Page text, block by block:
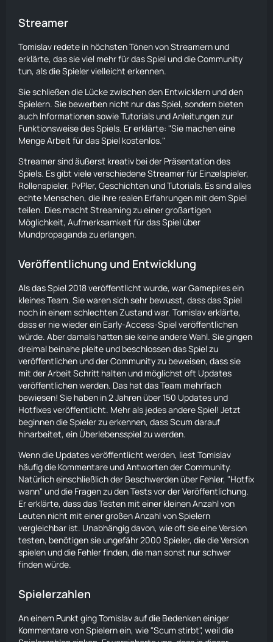
Streamer
Tomislav redete in höchsten Tönen von Streamern und
erklärte, das sie viel mehr für das Spiel und die Community
tun, als die Spieler vielleicht erkennen.
Sie schließen die Lücke zwischen den Entwicklern und den
Spielern. Sie bewerben nicht nur das Spiel, sondern bieten
auch Informationen sowie Tutorials und Anleitungen zur
Funktionsweise des Spiels. Er erklärte: "Sie machen eine
Menge Arbeit für das Spiel kostenlos."
Streamer sind äußerst kreativ bei der Präsentation des
Spiels. Es gibt viele verschiedene Streamer für Einzelspieler,
Rollenspieler, PvPler, Geschichten und Tutorials. Es sind alles
echte Menschen, die ihre realen Erfahrungen mit dem Spiel
teilen. Dies macht Streaming zu einer großartigen
Möglichkeit, Aufmerksamkeit für das Spiel über
Mundpropaganda zu erlangen.
Veröffentlichung und Entwicklung
Als das Spiel 2018 veröffentlicht wurde, war Gamepires ein
kleines Team. Sie waren sich sehr bewusst, dass das Spiel
noch in einem schlechten Zustand war. Tomislav erklärte,
dass er nie wieder ein Early-Access-Spiel veröffentlichen
würde. Aber damals hatten sie keine andere Wahl. Sie gingen
dreimal beinahe pleite und beschlossen das Spiel zu
veröffentlichen und der Community zu beweisen, dass sie
mit der Arbeit Schritt halten und möglichst oft Updates
veröffentlichen werden. Das hat das Team mehrfach
bewiesen! Sie haben in 2 Jahren über 150 Updates und
Hotfixes veröffentlicht. Mehr als jedes andere Spiel! Jetzt
beginnen die Spieler zu erkennen, dass Scum darauf
hinarbeitet, ein Überlebensspiel zu werden.
Wenn die Updates veröffentlicht werden, liest Tomislav
häufig die Kommentare und Antworten der Community.
Natürlich einschließlich der Beschwerden über Fehler, "Hotfix
wann" und die Fragen zu den Tests vor der Veröffentlichung.
Er erklärte, dass das Testen mit einer kleinen Anzahl von
Leuten nicht mit einer großen Anzahl von Spielern
vergleichbar ist. Unabhängig davon, wie oft sie eine Version
testen, benötigen sie ungefähr 2000 Spieler, die die Version
spielen und die Fehler finden, die man sonst nur schwer
finden würde.
Spielerzahlen
An einem Punkt ging Tomislav auf die Bedenken einiger
Kommentare von Spielern ein, wie "Scum stirbt", weil die